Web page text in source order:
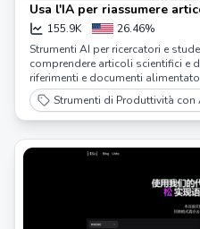
Usa l'IA per riassumere
155.9K 26.46%
Strumenti AI per ricercatori e
comprendere articoli scientifici e
riferimenti e documenti
Strumenti di Produttività con